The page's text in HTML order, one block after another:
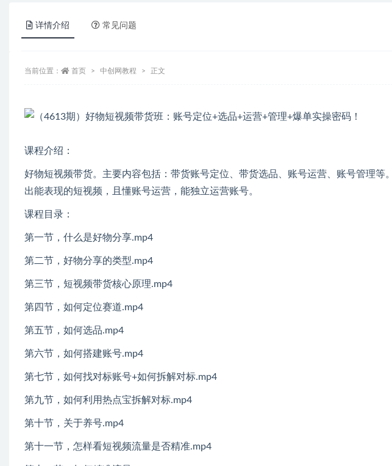
详情介绍 常见问题
当前位置： 首页 中创网教程 正文
课程介绍：
好物短视频带货。主要内容包括：带货账号定位、带货选品、账号运营、账号管理等
出能表现的短视频，且懂账号运营，能独立运营账号。
课程目录：
第一节，什么是好物分享.mp4
第二节，好物分享的类型.mp4
第三节，短视频带货核心原理.mp4
第四节，如何定位赛道.mp4
第五节，如何选品.mp4
第六节，如何搭建账号.mp4
第七节，如何找对标账号+如何拆解对标.mp4
第九节，如何利用热点宝拆解对标.mp4
第十节，关于养号.mp4
第十一节，怎样看短视频流量是否精准.mp4